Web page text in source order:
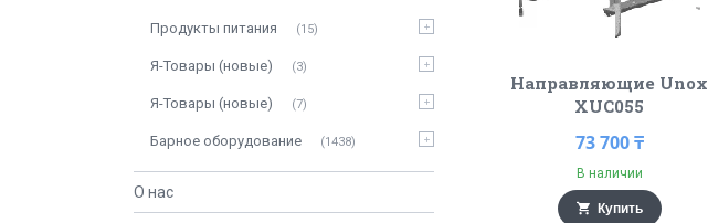
Направляющие Unox
XUC055
73 700 ₸
В наличии
Купить
Продукты питания 15
Я-Товары (новые) 3
Я-Товары (новые) 7
Барное оборудование 1438
О нас